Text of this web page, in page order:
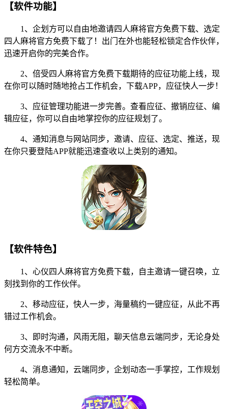
【软件功能】
1、企划方可以自由地邀请四人麻将官方免费下载、选定
四人麻将官方免费下载了！出门在外也能轻松锁定合作伙伴，
迅速开启你的完美合作。
2、倍受四人麻将官方免费下载期待的应征功能上线，现
在你可以随时随地抢占工作机会，下载APP，应征快人一步！
3、应征管理功能进一步完善。查看应征、撤销应征、编
辑应征，你可以自由地掌控你的应征规划了。
4、通知消息与网站同步，邀请、应征、选定、推送，现
在你只要登陆APP就能迅速查收以上类别的通知。
【软件特色】
1、心仪四人麻将官方免费下载，自主邀请一键召唤，立
刻找到你的工作伙伴。
2、移动应征，快人一步，海量稿约一键应征，从此不再
错过工作机会。
3、即时沟通，风雨无阻，聊天信息云端同步，无论身处
何方交流永不中断。
4、消息通知，云端同步，企划动态一手掌控，工作规划
轻松简单。